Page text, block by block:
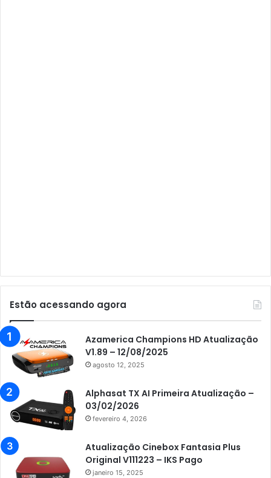
Audisat K10 Urus
Audisat K20 Huracan
Audisat K30 Aventador
Azamerica
Azamerica Beats
Azamerica Champions
Azamerica Champions IPTV
Azamerica Extremo IPTV
Azamerica F92 Plus
Estão acessando agora
Azamerica Champions HD Atualização
V1.89 – 12/08/2025
agosto 12, 2025
Alphasat TX AI Primeira Atualização –
03/02/2026
fevereiro 4, 2026
Atualização Cinebox Fantasia Plus
Original V111223 – IKS Pago
janeiro 15, 2025